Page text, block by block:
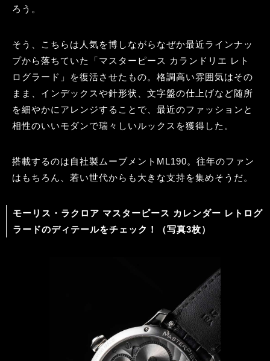
ろう。
そう、こちらは人気を博しながらなぜか最近ラインナッ
プから落ちていた「マスターピース カランドリエ レト
ログラード」を復活させたもの。格調高い雰囲気はその
まま、インデックスや針形状、文字盤の仕上げなど随所
を細やかにアレンジすることで、最近のファッションと
相性のいいモダンで瑞々しいルックスを獲得した。
搭載するのは自社製ムーブメントML190。往年のファン
はもちろん、若い世代からも大きな支持を集めそうだ。
モーリス・ラクロア マスターピース カレンダー レトログ
ラードのディテールをチェック！（写真3枚）